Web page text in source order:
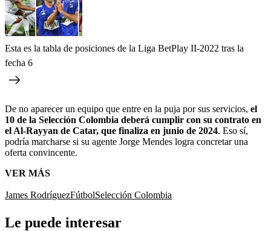
Esta es la tabla de posiciones de la Liga BetPlay II-2022 tras la
fecha 6
De no aparecer un equipo que entre en la puja por sus servicios, el
10 de la Selección Colombia deberá cumplir con su contrato en
el Al-Rayyan de Catar, que finaliza en junio de 2024. Eso sí,
podría marcharse si su agente Jorge Mendes logra concretar una
oferta convincente.
VER MÁS
James RodríguezFútbolSelección Colombia
Le puede interesar